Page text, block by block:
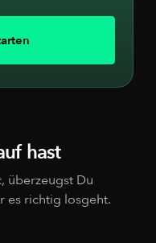
hast
überzeugst Du
es richtig losgeht.